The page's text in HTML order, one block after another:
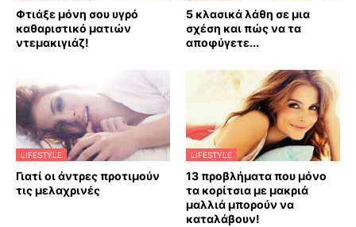
Φτιάξε μόνη σου υγρό
καθαριστικό ματιών
ντεμακιγιάζ!
5 κλασικά λάθη σε μια
σχέση και πώς να τα
αποφύγετε...
LIFESTYLE
Γιατί οι άντρες προτιμούν
τις μελαχρινές
LIFESTYLE
13 προβλήματα που μόνο
τα κορίτσια με μακριά
μαλλιά μπορούν να
καταλάβουν!